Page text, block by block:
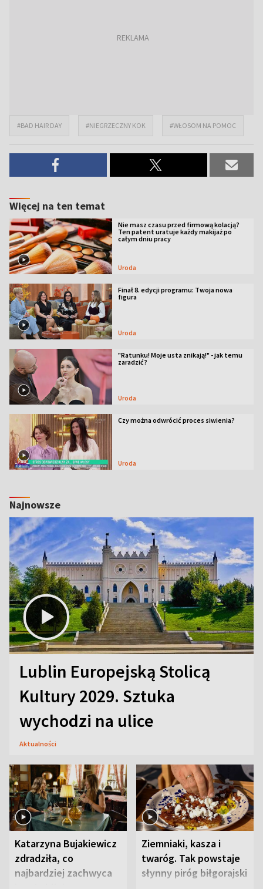
#BAD HAIR DAY #NIEGRZECZNY KOK #WŁOSOM NA POMOC
Więcej na ten temat
Nie masz czasu przed firmową kolacją?
Ten patent uratuje każdy makijaż po
całym dniu pracy
Uroda
Finał 8. edycji programu: Twoja nowa
figura
Uroda
"Ratunku! Moje usta znikają!" - jak temu
zaradzić?
Uroda
Czy można odwrócić proces siwienia?
Uroda
Najnowsze
Lublin Europejską Stolicą
Kultury 2029. Sztuka
wychodzi na ulice
Aktualności
Katarzyna Bujakiewicz
zdradziła, co
najbardziej zachwyca
Ziemniaki, kasza i
twaróg. Tak powstaje
słynny piróg biłgorajski